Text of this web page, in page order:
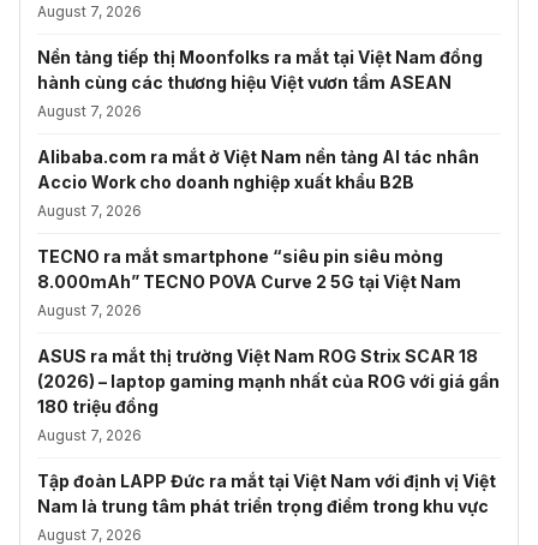
August 7, 2026
Nền tảng tiếp thị Moonfolks ra mắt tại Việt Nam đồng
hành cùng các thương hiệu Việt vươn tầm ASEAN
August 7, 2026
Alibaba.com ra mắt ở Việt Nam nền tảng AI tác nhân
Accio Work cho doanh nghiệp xuất khẩu B2B
August 7, 2026
TECNO ra mắt smartphone “siêu pin siêu mỏng
8.000mAh” TECNO POVA Curve 2 5G tại Việt Nam
August 7, 2026
ASUS ra mắt thị trường Việt Nam ROG Strix SCAR 18
(2026) – laptop gaming mạnh nhất của ROG với giá gần
180 triệu đồng
August 7, 2026
Tập đoàn LAPP Đức ra mắt tại Việt Nam với định vị Việt
Nam là trung tâm phát triển trọng điểm trong khu vực
August 7, 2026